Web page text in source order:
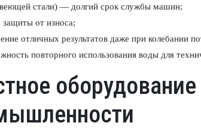
стали) — долгий срок службы машин;
защиты от износа;
отличных результатов даже при колебании
повторного использования воды для